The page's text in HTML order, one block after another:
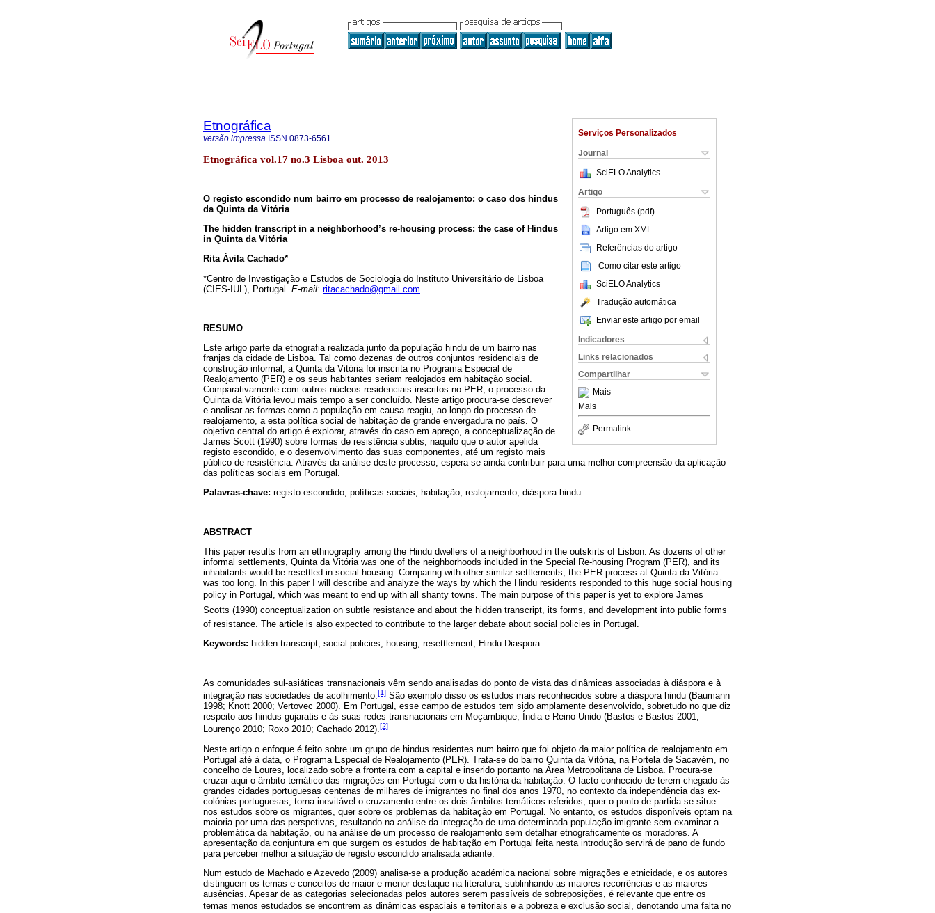
Serviços Personalizados
Journal
SciELO Analytics
Artigo
Português (pdf)
Artigo em XML
Referências do artigo
Como citar este artigo
SciELO Analytics
Tradução automática
Enviar este artigo por email
Indicadores
Links relacionados
Compartilhar
Mais
Mais
Permalink
Etnográfica
versão impressa ISSN 0873-6561
Etnográfica vol.17 no.3 Lisboa out. 2013
O registo escondido num bairro em processo de realojamento: o caso dos hindus
da Quinta da Vitória
The hidden transcript in a neighborhood’s re-housing process: the case of Hindus
in Quinta da Vitória
Rita Ávila Cachado*
*Centro de Investigação e Estudos de Sociologia do Instituto Universitário de Lisboa
(CIES-IUL), Portugal. E-mail: ritacachado@gmail.com
RESUMO
Este artigo parte da etnografia realizada junto da população hindu de um bairro nas
franjas da cidade de Lisboa. Tal como dezenas de outros conjuntos residenciais de
construção informal, a Quinta da Vitória foi inscrita no Programa Especial de
Realojamento (PER) e os seus habitantes seriam realojados em habitação social.
Comparativamente com outros núcleos residenciais inscritos no PER, o processo da
Quinta da Vitória levou mais tempo a ser concluído. Neste artigo procura-se descrever
e analisar as formas como a população em causa reagiu, ao longo do processo de
realojamento, a esta política social de habitação de grande envergadura no país. O
objetivo central do artigo é explorar, através do caso em apreço, a conceptualização de
James Scott (1990) sobre formas de resistência subtis, naquilo que o autor apelida
registo escondido, e o desenvolvimento das suas componentes, até um registo mais
público de resistência. Através da análise deste processo, espera-se ainda contribuir para uma melhor compreensão da aplicação
das políticas sociais em Portugal.
Palavras-chave: registo escondido, políticas sociais, habitação, realojamento, diáspora hindu
ABSTRACT
This paper results from an ethnography among the Hindu dwellers of a neighborhood in the outskirts of Lisbon. As dozens of other
informal settlements, Quinta da Vitória was one of the neighborhoods included in the Special Re-housing Program (PER), and its
inhabitants would be resettled in social housing. Comparing with other similar settlements, the PER process at Quinta da Vitória
was too long. In this paper I will describe and analyze the ways by which the Hindu residents responded to this huge social housing
policy in Portugal, which was meant to end up with all shanty towns. The main purpose of this paper is yet to explore James
Scotts (1990) conceptualization on subtle resistance and about the hidden transcript, its forms, and development into public forms
of resistance. The article is also expected to contribute to the larger debate about social policies in Portugal.
Keywords: hidden transcript, social policies, housing, resettlement, Hindu Diaspora
As comunidades sul-asiáticas transnacionais vêm sendo analisadas do ponto de vista das dinâmicas associadas à diáspora e à
integração nas sociedades de acolhimento. [1] São exemplo disso os estudos mais reconhecidos sobre a diáspora hindu (Baumann
1998; Knott 2000; Vertovec 2000). Em Portugal, esse campo de estudos tem sido amplamente desenvolvido, sobretudo no que diz
respeito aos hindus-gujaratis e às suas redes transnacionais em Moçambique, Índia e Reino Unido (Bastos e Bastos 2001;
Lourenço 2010; Roxo 2010; Cachado 2012).[2]
Neste artigo o enfoque é feito sobre um grupo de hindus residentes num bairro que foi objeto da maior política de realojamento em
Portugal até à data, o Programa Especial de Realojamento (PER). Trata-se do bairro Quinta da Vitória, na Portela de Sacavém, no
concelho de Loures, localizado sobre a fronteira com a capital e inserido portanto na Área Metropolitana de Lisboa. Procura-se
cruzar aqui o âmbito temático das migrações em Portugal com o da história da habitação. O facto conhecido de terem chegado às
grandes cidades portuguesas centenas de milhares de imigrantes no final dos anos 1970, no contexto da independência das ex-
colónias portuguesas, torna inevitável o cruzamento entre os dois âmbitos temáticos referidos, quer o ponto de partida se situe
nos estudos sobre os migrantes, quer sobre os problemas da habitação em Portugal. No entanto, os estudos disponíveis optam na
maioria por uma das perspetivas, resultando na análise da integração de uma determinada população imigrante sem examinar a
problemática da habitação, ou na análise de um processo de realojamento sem detalhar etnograficamente os moradores. A
apresentação da conjuntura em que surgem os estudos de habitação em Portugal feita nesta introdução servirá de pano de fundo
para perceber melhor a situação de registo escondido analisada adiante.
Num estudo de Machado e Azevedo (2009) analisa-se a produção académica nacional sobre migrações e etnicidade, e os autores
distinguem os temas e conceitos de maior e menor destaque na literatura, sublinhando as maiores recorrências e as maiores
ausências. Apesar de as categorias selecionadas pelos autores serem passíveis de sobreposições, é relevante que entre os
temas menos estudados se encontrem as dinâmicas espaciais e territoriais e a pobreza e exclusão social, denotando uma falta no